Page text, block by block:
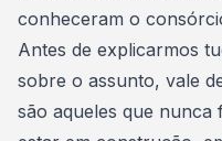
conheceram o
Antes de explicarmos
sobre o assunto, vale
são aqueles que